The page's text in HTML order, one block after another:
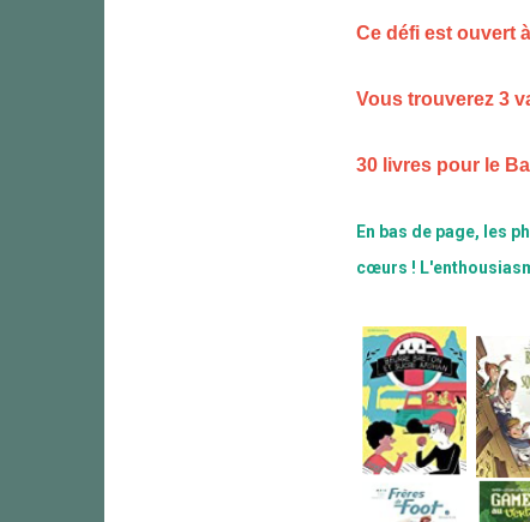
Ce défi est ouvert
Vous trouverez 3
30 livres pour le
En bas de page, les
cœurs !